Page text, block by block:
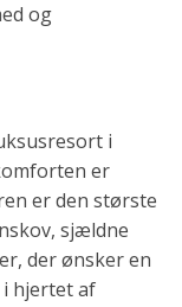
og
i
er
er den største
sjældne
der ønsker en
hjertet af